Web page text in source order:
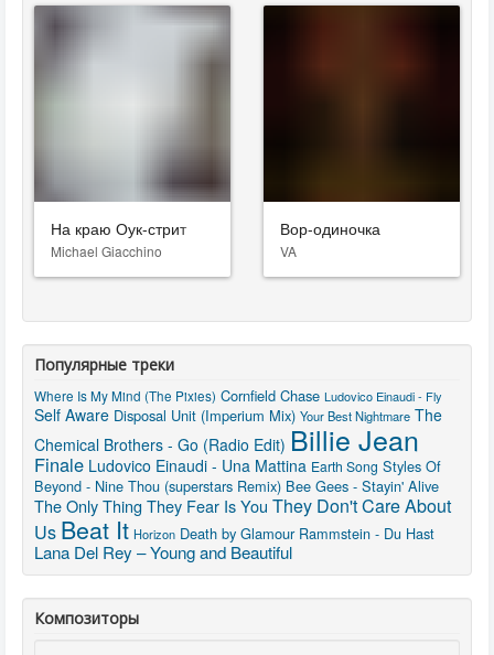
На краю Оук-стрит
Michael Giacchino
Вор-одиночка
VA
Популярные треки
Where Is My Mind (The Pixies) Cornfield Chase Ludovico Einaudi - Fly
Self Aware Disposal Unit (Imperium Mix) Your Best Nightmare The
Chemical Brothers - Go (Radio Edit) Billie Jean
Finale Ludovico Einaudi - Una Mattina Earth Song Styles Of
Beyond - Nine Thou (superstars Remix) Bee Gees - Stayin' Alive
The Only Thing They Fear Is You They Don't Care About
Us Beat It Horizon Death by Glamour Rammstein - Du Hast
Lana Del Rey – Young and Beautiful
Композиторы